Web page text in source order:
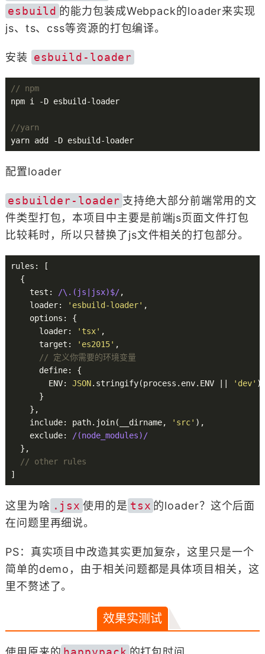
esbuild 的能力包装成Webpack的loader来实现
js、ts、css等资源的打包编译。
安装 esbuild-loader
// npm
npm i -D esbuild-loader
//yarn
配置loader
esbuilder-loader 支持绝大部分前端常用的文
件类型打包，本项目中主要是前端js页面文件打包
比较耗时，所以只替换了js文件相关的打包部分。
rules: [
  {
    test:
/\.(js|jsx)$/,
    loader:
'esbuild-loader' ,
    options: {
      loader:
'tsx' ,
      target:
'es2015' ,
// 定义你需要的环境变量
      define: {
        ENV:
JSON.stringify(process.env.ENV || 'dev'
      }
    },
    include: path.join(__dirname,
'src' ),
    exclude:
/(node_modules)/
  },
// other rules
这里为啥 .jsx 使用的是 tsx 的loader？这个后面
在问题里再细说。
PS：真实项目中改造其实更加复杂，这里只是一个
简单的demo，由于相关问题都是具体项目相关，这
里不赘述了。
效果实测试